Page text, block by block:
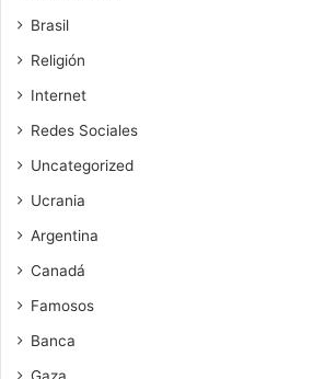
Brasil
Religión
Internet
Redes Sociales
Uncategorized
Ucrania
Argentina
Canadá
Famosos
Banca